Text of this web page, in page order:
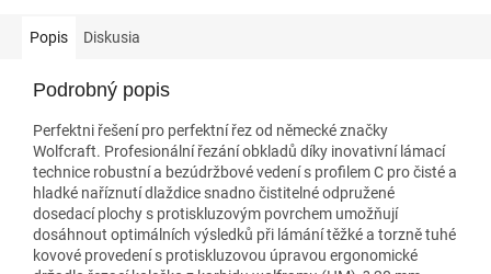
Popis Diskusia
Podrobný popis
Perfektni řešení pro perfektní řez od německé značky
Wolfcraft. Profesionální řezání obkladů díky inovativní lámací
technice robustní a bezúdržbové vedení s profilem C pro čisté a
hladké naříznutí dlaždice snadno čistitelné odpružené
dosedací plochy s protiskluzovým povrchem umožňují
dosáhnout optimálních výsledků při lámání těžké a torzně tuhé
kovové provedení s protiskluzovou úpravou ergonomické